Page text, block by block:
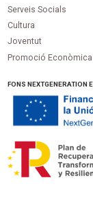
Serveis Socials
Cultura
Joventut
Promoció Econòmica
FONS NEXTGENERATION